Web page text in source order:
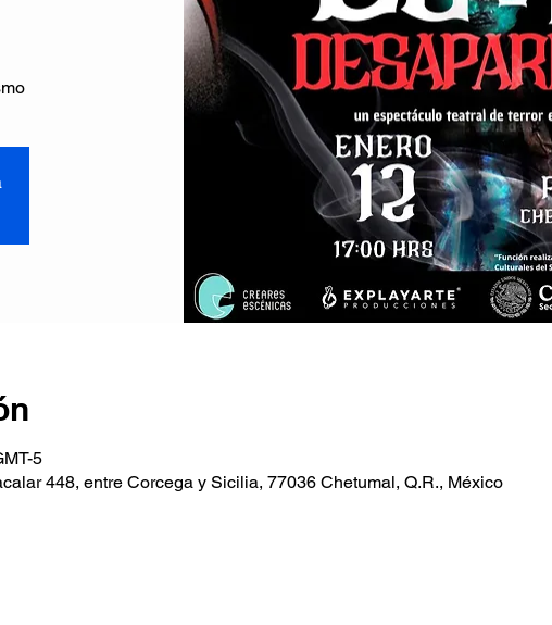
5
448, entre Corcega y Sicilia, 77036 Chetumal, Q.R., México